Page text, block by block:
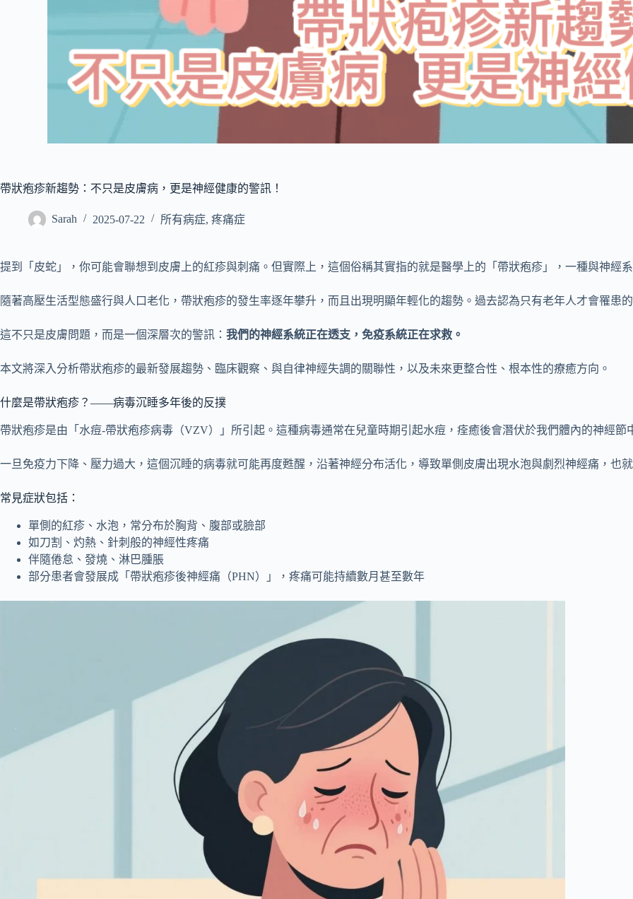
帶狀疱疹新趨勢：不只是皮膚病，更是神經健康的警訊！
Sarah 2025-07-22 所有病症, 疼痛症
提到「皮蛇」，你可能會聯想到皮膚上的紅疹與刺痛。但實際上，這個俗稱其實指的就是醫學上的「帶狀疱疹」，一種與神經
隨著高壓生活型態盛行與人口老化，帶狀疱疹的發生率逐年攀升，而且出現明顯年輕化的趨勢。過去認為只有老年人才會罹患
這不只是皮膚問題，而是一個深層次的警訊： 我們的神經系統正在透支，免疫系統正在求救。
本文將深入分析帶狀疱疹的最新發展趨勢、臨床觀察、與自律神經失調的關聯性，以及未來更整合性、根本性的療癒方向。
什麼是帶狀疱疹？——病毒沉睡多年後的反撲
帶狀疱疹是由「水痘-帶狀疱疹病毒（VZV）」所引起。這種病毒通常在兒童時期引起水痘，痊癒後會潛伏於我們體內的神經節
一旦免疫力下降、壓力過大，這個沉睡的病毒就可能再度甦醒，沿著神經分布活化，導致單側皮膚出現水泡與劇烈神經痛，也
常見症狀包括：
單側的紅疹、水泡，常分布於胸背、腹部或臉部
如刀割、灼熱、針刺般的神經性疼痛
伴隨倦怠、發燒、淋巴腫脹
部分患者會發展成「帶狀疱疹後神經痛（PHN）」，疼痛可能持續數月甚至數年